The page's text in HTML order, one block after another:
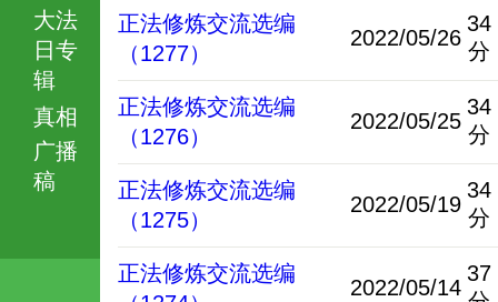
大法
日专
辑
真相
广播
稿
正法修炼交流选编
（1277）
2022/05/26
34
分
正法修炼交流选编
（1276）
2022/05/25
34
分
正法修炼交流选编
（1275）
2022/05/19
34
分
正法修炼交流选编
2022/05/14
37